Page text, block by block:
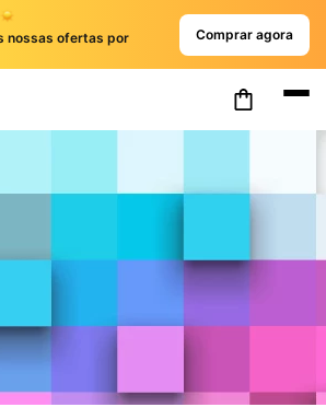
nossas ofertas por
Comprar agora